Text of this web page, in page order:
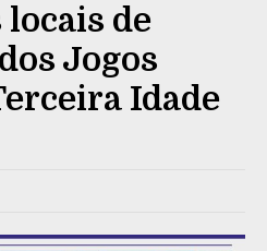
de
Jogos
Idade